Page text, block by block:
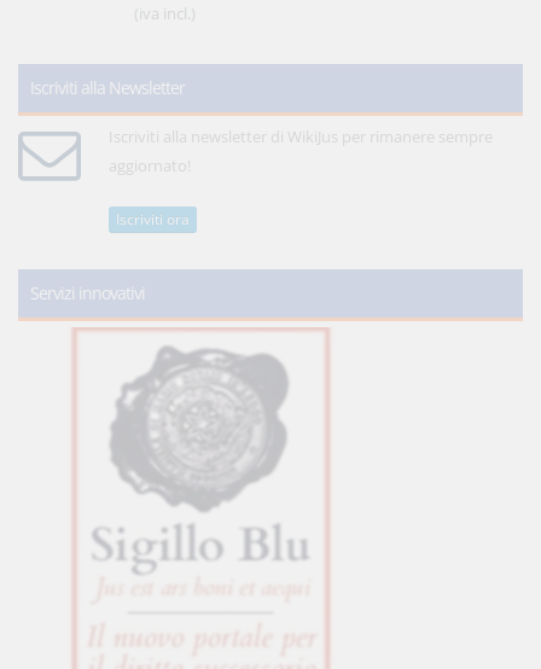
(iva incl.)
Iscriviti alla Newsletter
Iscriviti alla newsletter di WikiJus per rimanere sempre
aggiornato!
Iscriviti ora
Servizi innovativi